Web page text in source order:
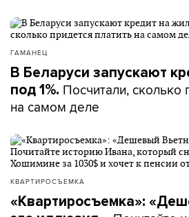
ГАМАНЕЦ
В Беларуси запускают
под 1%. Посчитали, сколько
на самом деле
КВАРТИРОСЪЕМКА
«Квартиросъемка»: